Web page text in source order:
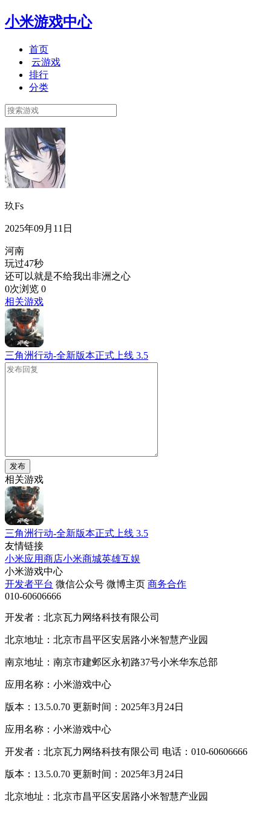
小米游戏中心
首页
云游戏
排行
分类
玖Fs
2025年09月11日
河南
玩过47秒
还可以就是不给我出非洲之心
0次浏览 0
相关游戏
三角洲行动-全新版本正式上线 3.5
发布
相关游戏
三角洲行动-全新版本正式上线 3.5
友情链接
小米应用商店小米商城英雄互娱
小米游戏中心
开发者平台 微信公众号 微博主页 商务合作
010-60606666
开发者：北京瓦力网络科技有限公司
北京地址：北京市昌平区安居路小米智慧产业园
南京地址：南京市建邺区永初路37号小米华东总部
应用名称：小米游戏中心
版本：13.5.0.70 更新时间：2025年3月24日
应用名称：小米游戏中心
开发者：北京瓦力网络科技有限公司 电话：010-60606666
版本：13.5.0.70 更新时间：2025年3月24日
北京地址：北京市昌平区安居路小米智慧产业园